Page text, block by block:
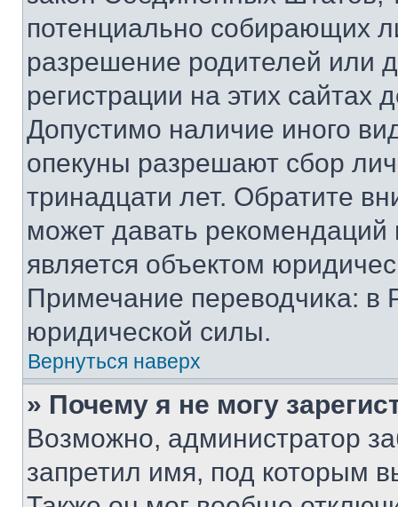
потенциально собирающих
разрешение родителей или
регистрации на этих сайтах
Допустимо наличие иного
опекуны разрешают сбор
тринадцати лет. Обратите
может давать
является объектом
Примечание переводчика: в
юридической силы.
Вернуться наверх
» Почему я не могу
Возможно, администратор
запретил имя, под которым